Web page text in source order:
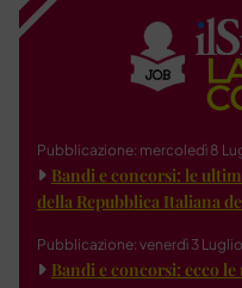
Pubblicazione: mercoledì 8
Bandi e concorsi: le
della Repubblica Italiana
Pubblicazione: venerdì 3
Bandi e concorsi: ecco